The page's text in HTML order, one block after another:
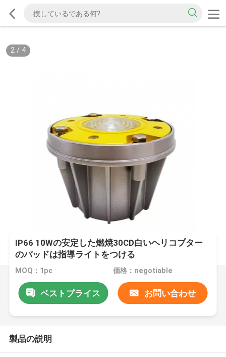
2/ 4
IP66 10Wの安定した燃焼30CD白いヘリコプター
のパッドは指導ライトをつける
MOQ：1pc 価格：negotiable
ベストプライス お問い合わせ
製品の説明